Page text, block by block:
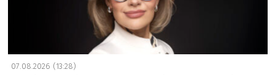
07.08.2026 (13:28)